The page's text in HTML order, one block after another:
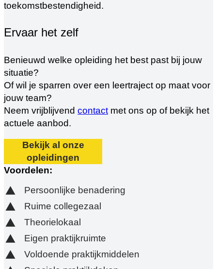
toekomstbestendigheid.
Ervaar het zelf
Benieuwd welke opleiding het best past bij jouw
situatie?
Of wil je sparren over een leertraject op maat voor
jouw team?
Neem vrijblijvend contact met ons op of bekijk het
actuele aanbod.
Bekijk al onze
opleidingen
Voordelen:
Persoonlijke benadering
Ruime collegezaal
Theorielokaal
Eigen praktijkruimte
Voldoende praktijkmiddelen